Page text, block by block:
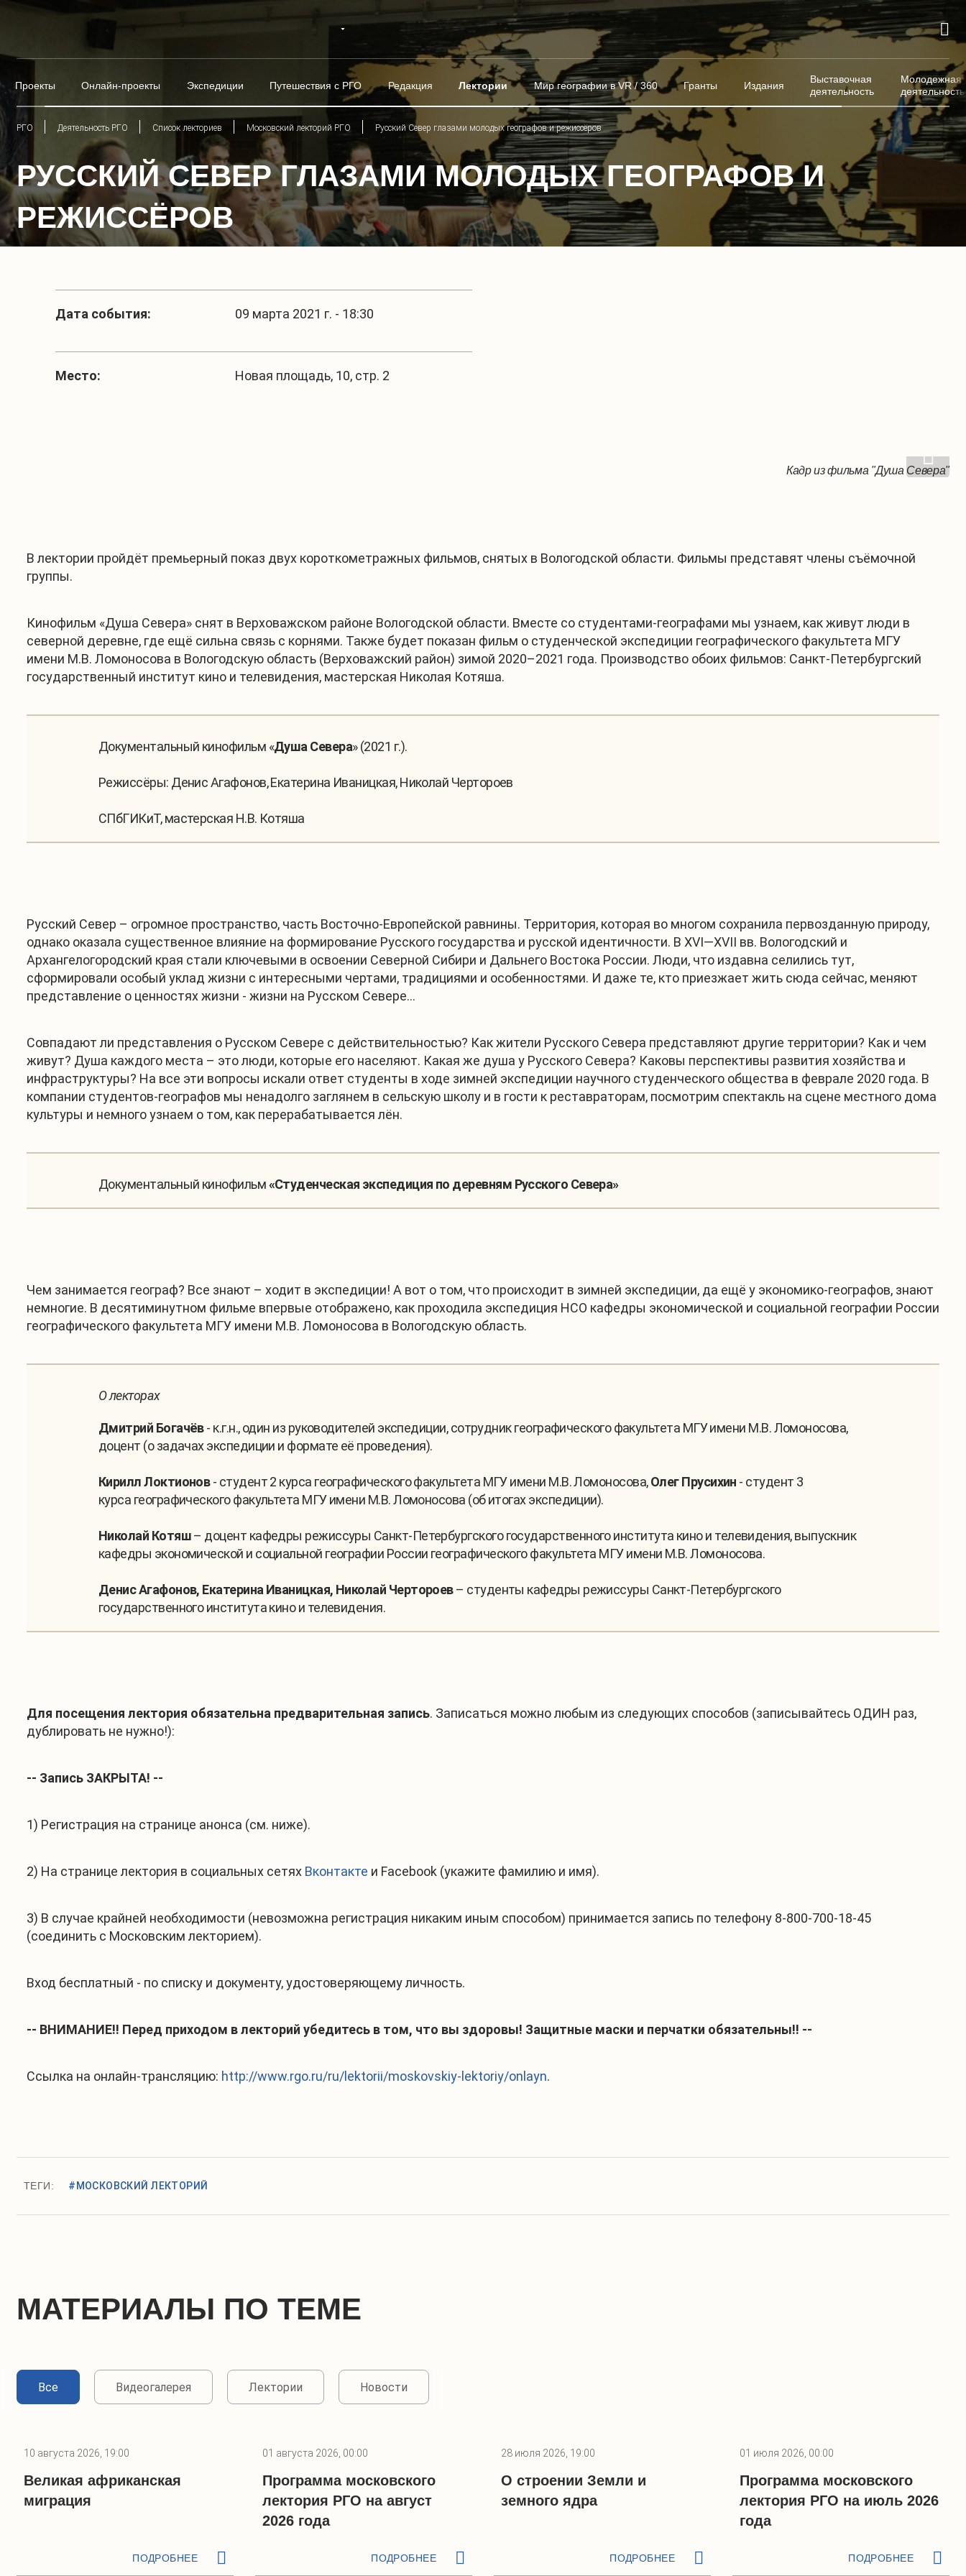
Проекты Онлайн-проекты Экспедиции Путешествия с РГО Редакция Лектории Мир географии в VR / 360 Гранты Издания
Выставочная
деятельность
Молодежная
деятельность
РГО Деятельность РГО Список лекториев Московский лекторий РГО Русский Север глазами молодых географов и режиссёров
РУССКИЙ СЕВЕР ГЛАЗАМИ МОЛОДЫХ ГЕОГРАФОВ И
РЕЖИССЁРОВ
Дата события: 09 марта 2021 г. - 18:30
Место: Новая площадь, 10, стр. 2
Кадр из фильма "Душа Севера"
Кадр из фильма "Душа Севера"
Кадр из фильма "Душа Севера"
В лектории пройдёт премьерный показ двух короткометражных фильмов, снятых в Вологодской области. Фильмы представят члены съёмочной
группы.
Кинофильм «Душа Севера» снят в Верховажском районе Вологодской области. Вместе со студентами-географами мы узнаем, как живут люди в
северной деревне, где ещё сильна связь с корнями. Также будет показан фильм о студенческой экспедиции географического факультета МГУ
имени М.В. Ломоносова в Вологодскую область (Верховажский район) зимой 2020–2021 года. Производство обоих фильмов: Санкт-Петербургский
государственный институт кино и телевидения, мастерская Николая Котяша.
Документальный кинофильм «Душа Севера» (2021 г.).
Режиссёры: Денис Агафонов, Екатерина Иваницкая, Николай Чертороев
СПбГИКиТ, мастерская Н.В. Котяша
Русский Север – огромное пространство, часть Восточно-Европейской равнины. Территория, которая во многом сохранила первозданную природу,
однако оказала существенное влияние на формирование Русского государства и русской идентичности. В XVI—XVII вв. Вологодский и
Архангелогородский края стали ключевыми в освоении Северной Сибири и Дальнего Востока России. Люди, что издавна селились тут,
сформировали особый уклад жизни с интересными чертами, традициями и особенностями. И даже те, кто приезжает жить сюда сейчас, меняют
представление о ценностях жизни - жизни на Русском Севере...
Совпадают ли представления о Русском Севере с действительностью? Как жители Русского Севера представляют другие территории? Как и чем
живут? Душа каждого места – это люди, которые его населяют. Какая же душа у Русского Севера? Каковы перспективы развития хозяйства и
инфраструктуры? На все эти вопросы искали ответ студенты в ходе зимней экспедиции научного студенческого общества в феврале 2020 года. В
компании студентов-географов мы ненадолго заглянем в сельскую школу и в гости к реставраторам, посмотрим спектакль на сцене местного дома
культуры и немного узнаем о том, как перерабатывается лён.
Документальный кинофильм«Студенческая экспедиция по деревням Русского Севера»
Чем занимается географ? Все знают – ходит в экспедиции! А вот о том, что происходит в зимней экспедиции, да ещё у экономико-географов, знают
немногие. В десятиминутном фильме впервые отображено, как проходила экспедиция НСО кафедры экономической и социальной географии России
географического факультета МГУ имени М.В. Ломоносова в Вологодскую область.
О лекторах
Дмитрий Богачёв- к.г.н., один из руководителей экспедиции, сотрудник географического факультета МГУ имени М.В. Ломоносова,
доцент (о задачах экспедиции и формате её проведения).
Кирилл Локтионов- студент 2 курса географического факультета МГУ имени М.В. Ломоносова,Олег Прусихин - студент 3
курса географического факультета МГУ имени М.В. Ломоносова (об итогах экспедиции).
Николай Котяш– доцент кафедры режиссуры Санкт-Петербургского государственного института кино и телевидения, выпускник
кафедры экономической и социальной географии России географического факультета МГУ имени М.В. Ломоносова.
Денис Агафонов, Екатерина Иваницкая, Николай Чертороев– студенты кафедры режиссуры Санкт-Петербургского
государственного института кино и телевидения.
Для посещения лектория обязательна предварительная запись. Записаться можно любым из следующих способов (записывайтесь ОДИН раз,
дублировать не нужно!):
-- Запись ЗАКРЫТА! --
1) Регистрация на странице анонса (см. ниже).
2) На странице лектория в социальных сетях Вконтакте и Facebook (укажите фамилию и имя).
3) В случае крайней необходимости (невозможна регистрация никаким иным способом) принимается запись по телефону 8-800-700-18-45
(соединить с Московским лекторием).
Вход бесплатный - по списку и документу, удостоверяющему личность.
-- ВНИМАНИЕ!! Перед приходом в лекторий убедитесь в том, что вы здоровы! Защитные маски и перчатки обязательны!! --
Ссылка на онлайн-трансляцию: http://www.rgo.ru/ru/lektorii/moskovskiy-lektoriy/onlayn.
ТЕГИ: #МОСКОВСКИЙ ЛЕКТОРИЙ
МАТЕРИАЛЫ ПО ТЕМЕ
Все Видеогалерея Лектории Новости
10 августа 2026, 19:00
Великая африканская
миграция
ПОДРОБНЕЕ
01 августа 2026, 00:00
Программа московского
лектория РГО на август
2026 года
ПОДРОБНЕЕ
28 июля 2026, 19:00
О строении Земли и
земного ядра
ПОДРОБНЕЕ
01 июля 2026, 00:00
Программа московского
лектория РГО на июль 2026
года
ПОДРОБНЕЕ